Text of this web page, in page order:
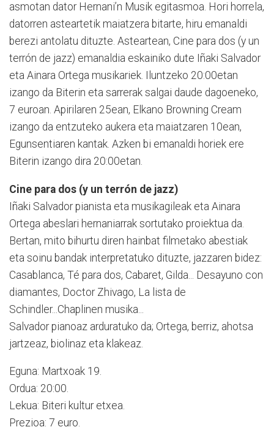
asmotan dator Hernani’n Musik egitasmoa. Hori ho­rre­la,
datorren asteartetik maia­tzera bitarte, hiru emanaldi
berezi antolatu dituzte. As­tear­tean, Cine para dos (y un
te­rrón de jazz) emanaldia eskainiko dute Iñaki Salva­dor
eta Ainara Ortega musikariek. Iluntzeko 20:00e­tan
izango da Biterin eta sarrerak salgai daude dagoeneko,
7 euroan. Apirilaren 25ean, Elkano Browning Cream
izango da entzuteko aukera eta maia­tzaren 10ean,
Egunsentiaren kantak. Azken bi emanaldi horiek ere
Biterin izango dira 20:00etan.
Cine para dos (y un terrón de jazz)
Iñaki Salvador pianista eta musikagileak eta Ainara
Ortega abeslari hernaniarrak sortutako proiektua da.
Bertan, mito bihurtu diren hainbat filmetako abestiak
eta soinu bandak interpretatuko dituzte, jazzaren bidez:
Casa­blanca, Té para dos, Cabaret, Gilda... Desayuno con
diamantes, Doctor Zhivago, La lista de
Schindler...Chaplinen musika...
Salvador pianoaz arduratuko da; Ortega, berriz, ahotsa
jartzeaz, biolinaz eta klakeaz.
Eguna: Martxoak 19.
Ordua: 20:00.
Lekua: Biteri kultur etxea.
Prezioa: 7 euro.